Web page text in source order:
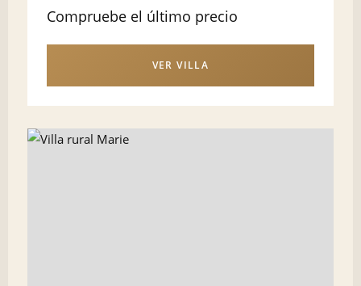
Compruebe el último precio
VER VILLA